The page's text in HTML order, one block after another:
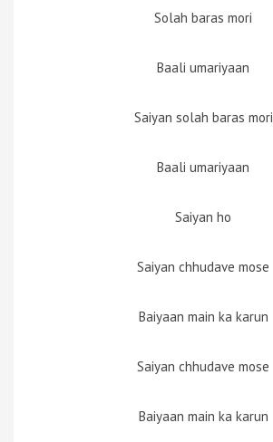
Solah baras mori
Baali umariyaan
Saiyan solah baras mori
Baali umariyaan
Saiyan ho
Saiyan chhudave mose
Baiyaan main ka karun
Saiyan chhudave mose
Baiyaan main ka karun